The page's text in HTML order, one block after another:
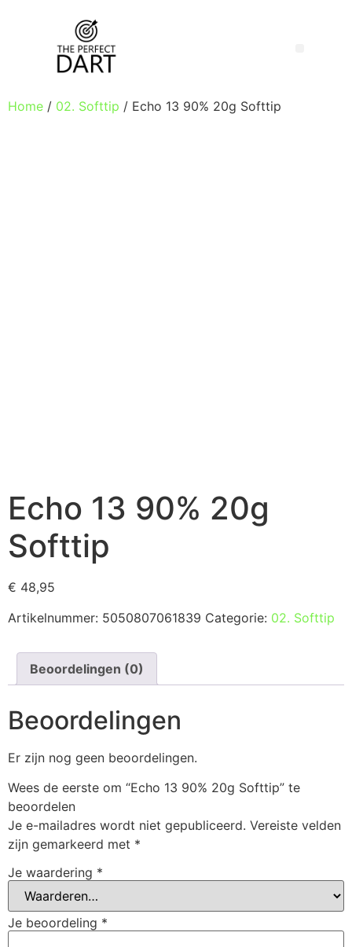
Home / 02. Softtip / Echo 13 90% 20g Softtip
Echo 13 90% 20g
Softtip
€ 48,95
Artikelnummer: 5050807061839 Categorie: 02. Softtip
Beoordelingen (0)
Beoordelingen
Er zijn nog geen beoordelingen.
Wees de eerste om “Echo 13 90% 20g Softtip” te
beoordelen
Je e-mailadres wordt niet gepubliceerd. Vereiste velden
zijn gemarkeerd met *
Je waardering *
Je beoordeling *